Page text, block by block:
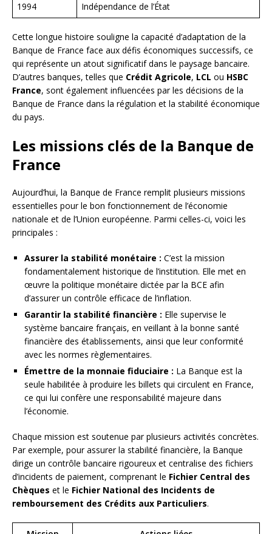
1994
Indépendance de l’État
Cette longue histoire souligne la capacité d’adaptation de la
Banque de France face aux défis économiques successifs, ce
qui représente un atout significatif dans le paysage bancaire.
D’autres banques, telles que Crédit Agricole, LCL ou HSBC
France, sont également influencées par les décisions de la
Banque de France dans la régulation et la stabilité économique
du pays.
Les missions clés de la Banque de
France
Aujourd’hui, la Banque de France remplit plusieurs missions
essentielles pour le bon fonctionnement de l’économie
nationale et de l’Union européenne. Parmi celles-ci, voici les
principales :
Assurer la stabilité monétaire : C’est la mission
fondamentalement historique de l’institution. Elle met en
œuvre la politique monétaire dictée par la BCE afin
d’assurer un contrôle efficace de l’inflation.
Garantir la stabilité financière : Elle supervise le
système bancaire français, en veillant à la bonne santé
financière des établissements, ainsi que leur conformité
avec les normes règlementaires.
Émettre de la monnaie fiduciaire : La Banque est la
seule habilitée à produire les billets qui circulent en France,
ce qui lui confère une responsabilité majeure dans
l’économie.
Chaque mission est soutenue par plusieurs activités concrètes.
Par exemple, pour assurer la stabilité financière, la Banque
dirige un contrôle bancaire rigoureux et centralise des fichiers
d’incidents de paiement, comprenant le Fichier Central des
Chèques et le Fichier National des Incidents de
remboursement des Crédits aux Particuliers.